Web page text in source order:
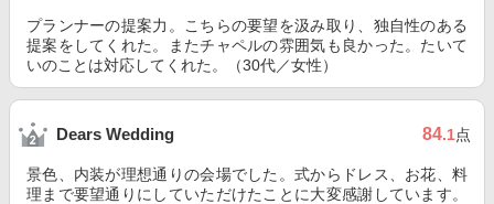
プランナーの提案力。こちらの要望を汲み取り、独自性のある
提案をしてくれた。またチャペルの雰囲気も良かった。たいて
いのことは対応してくれた。（30代／女性）
Dears Wedding 84.1点
景色、内装が理想通りの会場でした。式からドレス、お花、料
理まで要望通りにしていただけたことに大変感謝しています。